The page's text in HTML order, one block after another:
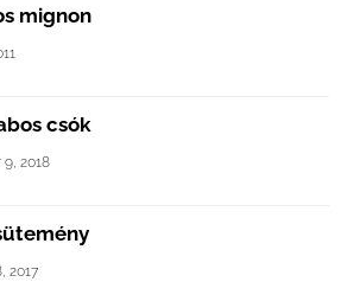
mignon
csók
2018
2017